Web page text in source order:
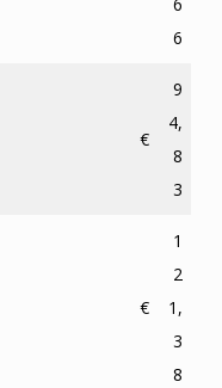
6
€
9
4,
8
3
€
1
2
1,
3
8